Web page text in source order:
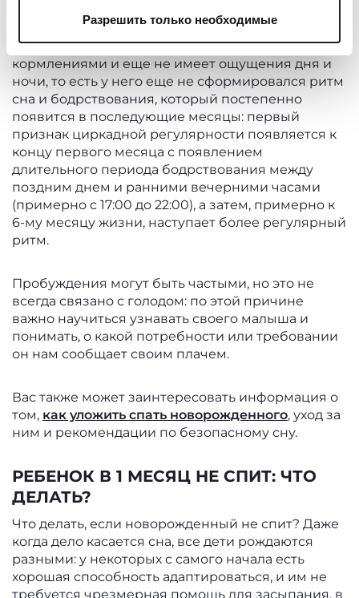
баннер, вы соглашаетесь использовать только
технические файлы cookie, которые необходимы для
запрашиваемой услуги.
Политика использования файлов cookie
Разрешить только необходимые
Особенно в первые недели новорожденный
чередует длительные периоды сна с
кормлениями и еще не имеет ощущения дня и
ночи, то есть у него еще не сформировался ритм
сна и бодрствования, который постепенно
появится в последующие месяцы: первый
признак циркадной регулярности появляется к
концу первого месяца с появлением
длительного периода бодрствования между
поздним днем ​​и ранними вечерними часами
(примерно с 17:00 до 22:00), а затем, примерно к
6-му месяцу жизни, наступает более регулярный
ритм.
Пробуждения могут быть частыми, но это не
всегда связано с голодом: по этой причине
важно научиться узнавать своего малыша и
понимать, о какой потребности или требовании
он нам сообщает своим плачем.
Вас также может заинтересовать информация о
том, как уложить спать новорожденного, уход за
ним и рекомендации по безопасному сну.
РЕБЕНОК В 1 МЕСЯЦ НЕ СПИТ: ЧТО
ДЕЛАТЬ?
Что делать, если новорожденный не спит? Даже
когда дело касается сна, все дети рождаются
разными: у некоторых с самого начала есть
хорошая способность адаптироваться, и им не
требуется чрезмерная помощь для засыпания, в